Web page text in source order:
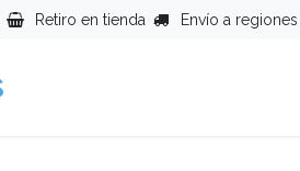
Retiro en tienda Envío a regiones